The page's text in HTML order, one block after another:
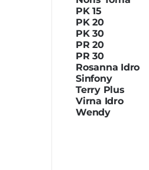
PK 15
PK 20
PK 30
PR 20
PR 30
Rosanna Idro
Sinfony
Terry Plus
Virna Idro
Wendy